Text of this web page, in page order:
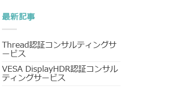
最新記事
Thread認証コンサルティングサ
ービス
VESA DisplayHDR認証コンサル
ティングサービス